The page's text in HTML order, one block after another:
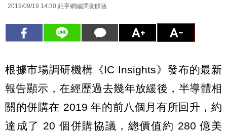
2019/09/19 14:30 鉅亨網編譯凌郁涵
根據市場調研機構《IC Insights》發布的最新
報告顯示，在經歷過去幾年放緩後，半導體相
關的併購在 2019 年的前八個月有所回升，約
達成了 20 個併購協議，總價值約 280 億美